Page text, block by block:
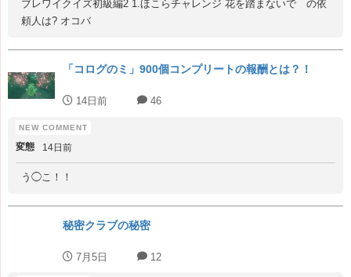
ブレワイクイズ初級編2 1.ほこらチャレンジ 花を踏まないで の依
頼人は? オコバ
「コログのミ」900個コンプリートの報酬とは？！
14日前 46
変態 14日前
う◯こ！！
秘密クラブの秘密
7月5日 12